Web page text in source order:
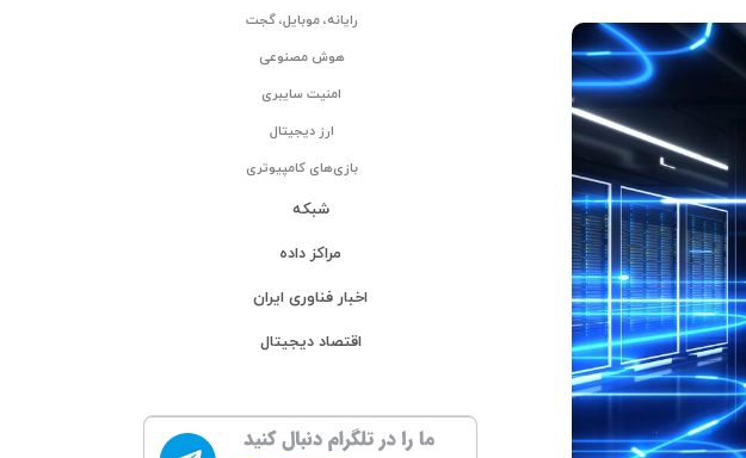
رایانه، موبایل، گجت
هوش مصنوعی
امنیت سایبری
ارز دیجیتال
بازی‌های کامپیوتری
شبکه
مراکز داده
اخبار فناوری ایران
اقتصاد دیجیتال